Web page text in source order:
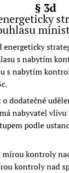
§ 3d
s nabytím
s nabytím
dodatečné
nabyvatel
podle
kontroly
kontroly nad